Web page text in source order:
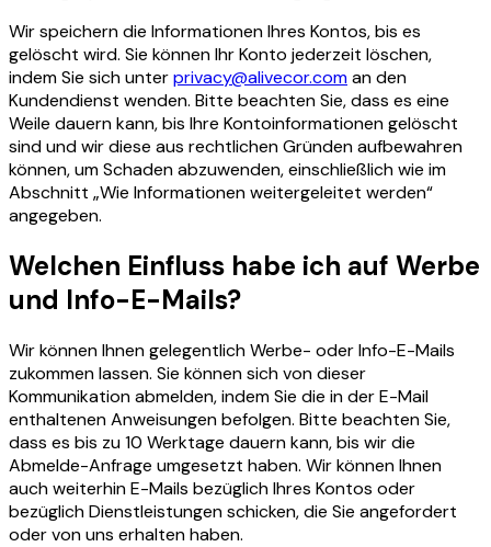
Wir speichern die Informationen Ihres Kontos, bis es
gelöscht wird. Sie können Ihr Konto jederzeit löschen,
indem Sie sich unterprivacy@alivecor.coman den
Kundendienst wenden. Bitte beachten Sie, dass es eine
Weile dauern kann, bis Ihre Kontoinformationen gelöscht
sind und wir diese aus rechtlichen Gründen aufbewahren
können, um Schaden abzuwenden, einschließlich wie im
Abschnitt „Wie Informationen weitergeleitet werden“
angegeben.
Welchen Einfluss habe ich auf Werbe
und Info-E-Mails?
Wir können Ihnen gelegentlich Werbe- oder Info-E-Mails
zukommen lassen. Sie können sich von dieser
Kommunikation abmelden, indem Sie die in der E-Mail
enthaltenen Anweisungen befolgen. Bitte beachten Sie,
dass es bis zu 10 Werktage dauern kann, bis wir die
Abmelde-Anfrage umgesetzt haben. Wir können Ihnen
auch weiterhin E-Mails bezüglich Ihres Kontos oder
bezüglich Dienstleistungen schicken, die Sie angefordert
oder von uns erhalten haben.